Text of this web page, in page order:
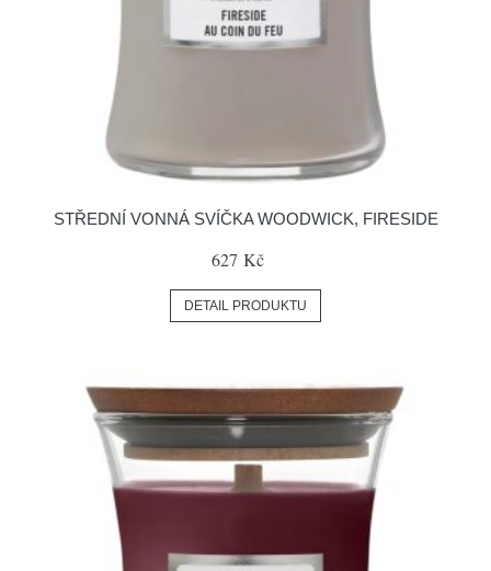
STŘEDNÍ VONNÁ SVÍČKA WOODWICK, FIRESIDE
627 Kč
DETAIL PRODUKTU